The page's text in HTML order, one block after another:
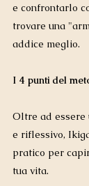
e confrontarlo
trovare una
addice meglio.
I 4 punti del
Oltre ad essere
e riflessivo,
pratico per
tua vita.